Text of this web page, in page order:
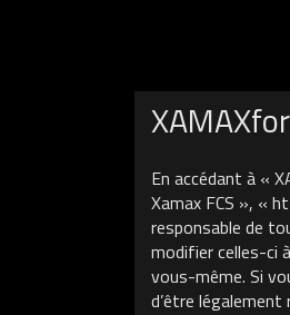
En accédant à «
Xamax FCS », «
responsable de
modifier celles-ci
vous-même. Si
d’être